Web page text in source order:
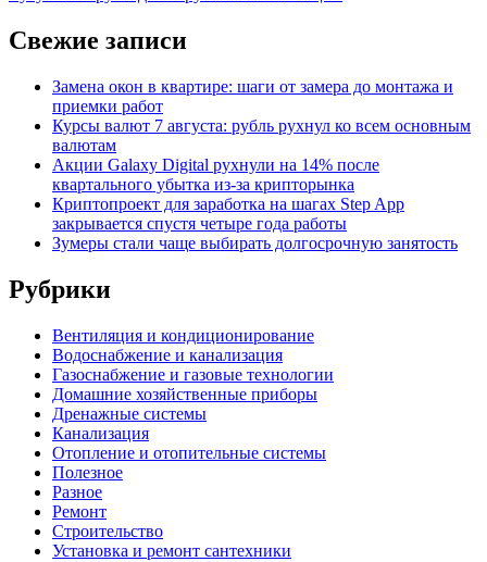
Свежие записи
Замена окон в квартире: шаги от замера до монтажа и
приемки работ
Курсы валют 7 августа: рубль рухнул ко всем основным
валютам
Акции Galaxy Digital рухнули на 14% после
квартального убытка из-за крипторынка
Криптопроект для заработка на шагах Step App
закрывается спустя четыре года работы
Зумеры стали чаще выбирать долгосрочную занятость
Рубрики
Вентиляция и кондиционирование
Водоснабжение и канализация
Газоснабжение и газовые технологии
Домашние хозяйственные приборы
Дренажные системы
Канализация
Отопление и отопительные системы
Полезное
Разное
Ремонт
Строительство
Установка и ремонт сантехники